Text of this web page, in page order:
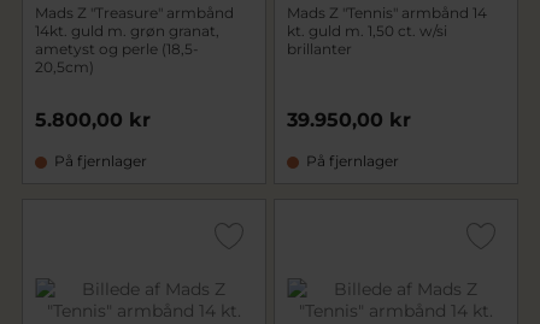
Mads Z "Treasure" armbånd
14kt. guld m. grøn granat,
ametyst og perle (18,5-
20,5cm)
5.800,00 kr
På fjernlager
Mads Z "Tennis" armbånd 14
kt. guld m. 1,50 ct. w/si
brillanter
39.950,00 kr
På fjernlager